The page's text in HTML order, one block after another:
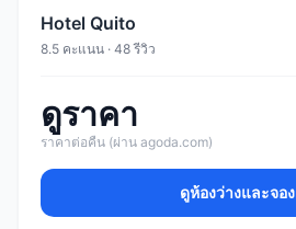
Hotel Quito
8.5 คะแนน · 48 รีวิว
ดูราคา
ราคาต่อคืน (ผ่าน agoda.com)
ดูห้องว่างและจอง